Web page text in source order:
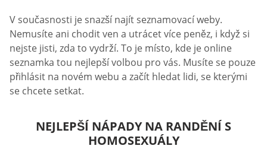
V současnosti je snazší najít seznamovací weby.
Nemusíte ani chodit ven a utrácet více peněz, i když si
nejste jisti, zda to vydrží. To je místo, kde je online
seznamka tou nejlepší volbou pro vás. Musíte se pouze
přihlásit na novém webu a začít hledat lidi, se kterými
se chcete setkat.
NEJLEPŠÍ NÁPADY NA RANDĚNÍ S
HOMOSEXUÁLY